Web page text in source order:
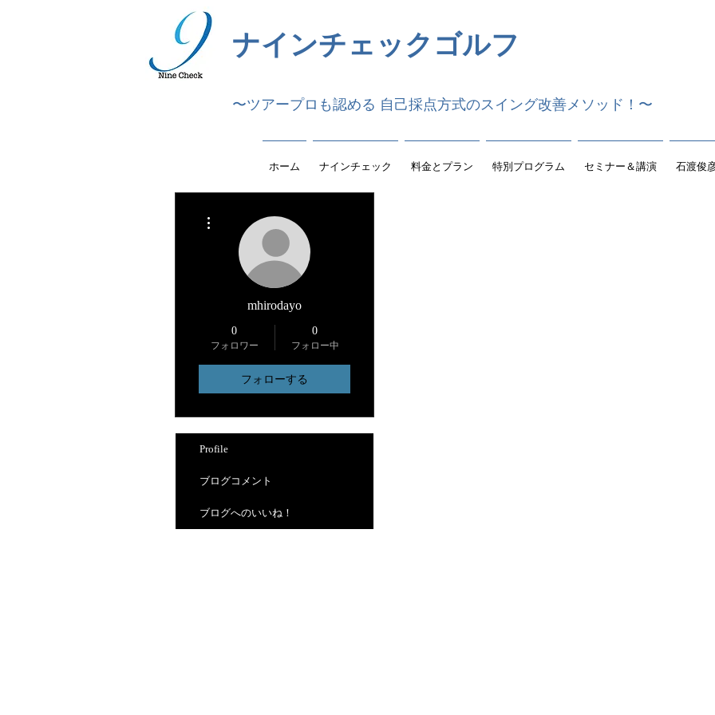
ナインチェックゴルフ
〜ツアープロも認める 自己採点方式のスイング改善メソッド！〜
ホーム ナインチェック 料金とプラン 特別プログラム セミナー＆講演 石渡俊
mhirodayo
0
フォロワー
0
フォロー中
フォローする
Profile
ブログコメント
ブログへのいいね！